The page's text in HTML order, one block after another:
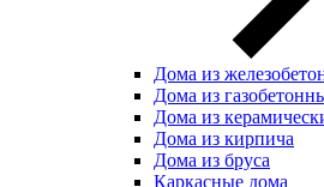
Дома из
Дома из
Дома из
Дома из кирпича
Дома из бруса
Каркасные дома